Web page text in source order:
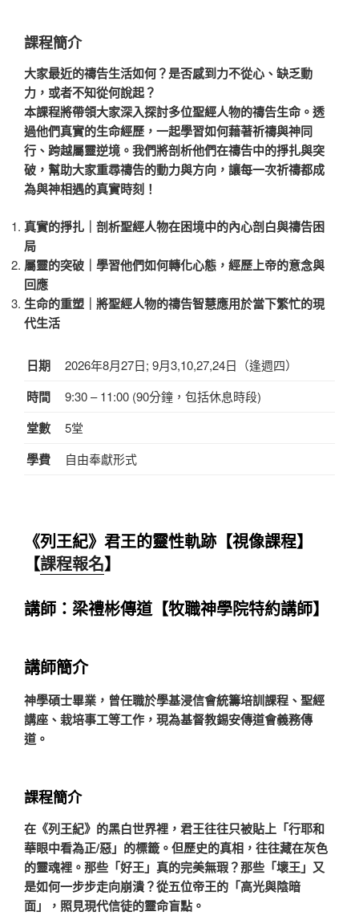
課程簡介
大家最近的禱告生活如何？是否感到力不從心、缺乏動
力，或者不知從何說起？
本課程將帶領大家深入探討多位聖經人物的禱告生命。透
過他們真實的生命經歷，一起學習如何藉著祈禱與神同
行、跨越屬靈逆境。我們將剖析他們在禱告中的掙扎與突
破，幫助大家重尋禱告的動力與方向，讓每一次祈禱都成
為與神相遇的真實時刻！
真實的掙扎｜剖析聖經人物在困境中的內心剖白與禱告困
局
屬靈的突破｜學習他們如何轉化心態，經歷上帝的意念與
回應
生命的重塑｜將聖經人物的禱告智慧應用於當下繁忙的現
代生活
日期 2026年8月27日; 9月3,10,27,24日（逢週四）
時間 9:30 – 11:00 (90分鐘，包括休息時段)
堂數 5堂
學費 自由奉獻形式
《列王紀》君王的靈性軌跡【視像課程】
【課程報名】
講師：梁禮彬傳道【牧職神學院特約講師】
講師簡介
神學碩士畢業，曾任職於學基浸信會統籌培訓課程、聖經
講座、栽培事工等工作，現為基督教錫安傳道會義務傳
道。
課程簡介
在《列王紀》的黑白世界裡，君王往往只被貼上「行耶和
華眼中看為正/惡」的標籤。但歷史的真相，往往藏在灰色
的靈魂裡。那些「好王」真的完美無瑕？那些「壞王」又
是如何一步步走向崩潰？從五位帝王的「高光與陰暗
面」，照見現代信徒的靈命盲點。